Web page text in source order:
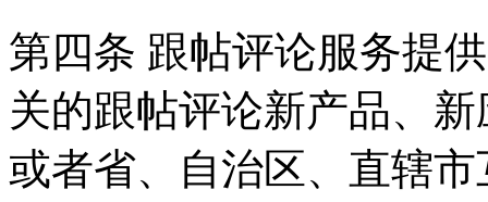
第四条 跟帖评论服务提
关的跟帖评论新产品、
或者省、自治区、直辖